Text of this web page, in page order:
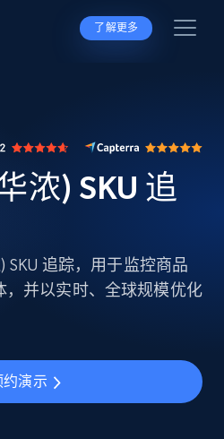
了解更多
浓) SKU 追
SKU 追踪，用于监控商品
，并以实时、全球规模优化
约演示